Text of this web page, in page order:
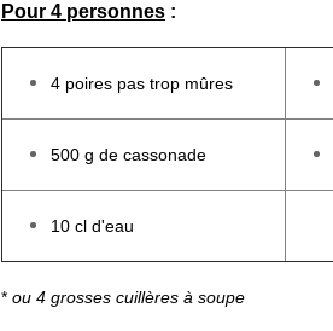
Pour 4 personnes :
4 poires pas trop mûres
500 g de cassonade
10 cl d'eau
* ou 4 grosses cuillères à soupe